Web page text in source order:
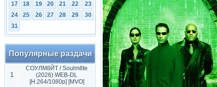
17
18 19 20 21 22
23
24
25 26 27 28 29
30
31
Популярные раздачи
1
СОУЛМ8ЙТ / Soulm8te
(2026) WEB-DL
[H.264/1080p] [MVO]